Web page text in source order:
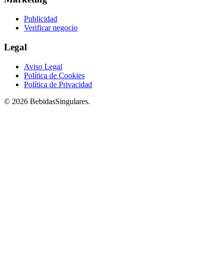
Publicidad
Verificar negocio
Legal
Aviso Legal
Política de Cookies
Política de Privacidad
© 2026 BebidasSingulares.